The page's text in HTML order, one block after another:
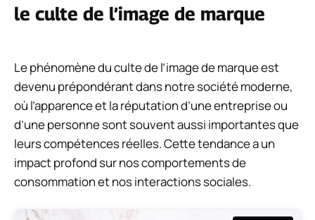
le culte de l’image de marque
Le phénomène du culte de l’image de marque est
devenu prépondérant dans notre société moderne,
où l’apparence et la réputation d’une entreprise ou
d’une personne sont souvent aussi importantes que
leurs compétences réelles. Cette tendance a un
impact profond sur nos comportements de
consommation et nos interactions sociales.